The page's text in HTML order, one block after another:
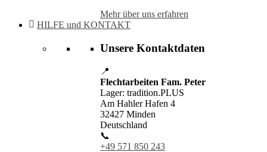
Mehr über uns erfahren
HILFE und KONTAKT
Unsere Kontaktdaten
📍
Flechtarbeiten Fam. Peter
Lager: tradition.PLUS
Am Hahler Hafen 4
32427 Minden
Deutschland
📞
+49 571 850 243